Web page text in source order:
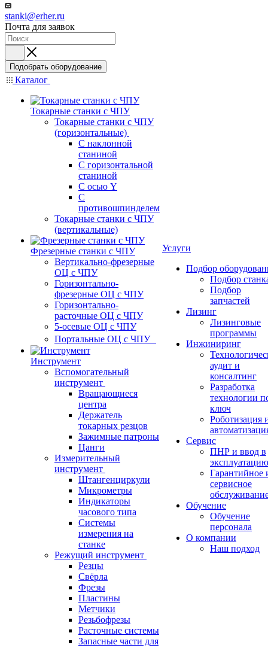
stanki@erher.ru
Почта для заявок
Подобрать оборудование
Каталог
Токарные станки с ЧПУ
Токарные станки с ЧПУ
(горизонтальные)
С наклонной
станиной
С горизонтальной
станиной
С осью Y
С
противошпинделем
Токарные станки с ЧПУ
(вертикальные)
Фрезерные станки с ЧПУ
Вертикально-фрезерные
ОЦ с ЧПУ
Горизонтально-
фрезерные ОЦ с ЧПУ
Горизонтально-
расточные ОЦ с ЧПУ
5-осевые ОЦ с ЧПУ
Портальные ОЦ с ЧПУ
Инструмент
Вспомогательный
инструмент
Вращающиеся
центра
Держатель
токарных резцов
Зажимные патроны
Цанги
Измерительный
инструмент
Штангенциркули
Микрометры
Индикаторы
часового типа
Системы
измерения на
станке
Режущий инструмент
Резцы
Свёрла
Фрезы
Пластины
Метчики
Резьбофрезы
Расточные системы
Запасные части для
Услуги
Подбор
Подбор
Подбор
запчастей
Лизинг
Лизинговые
программы
Инжиниринг
аудит и
консалтинг
Разработка
технологии
ключ
Роботизация
Сервис
ПНР и ввод в
эксплуатацию
Гарантийное
сервисное
Обучение
Обучение
персонала
О компании
Наш подход